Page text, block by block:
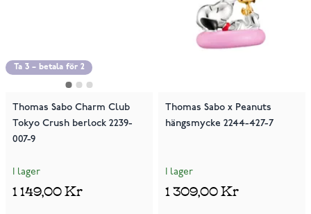
Ta 3 – betala för 2
Thomas Sabo Charm Club
Tokyo Crush berlock 2239-
007-9
I lager
1 149,00 Kr
Thomas Sabo x Peanuts
hängsmycke 2244-427-7
I lager
1 309,00 Kr